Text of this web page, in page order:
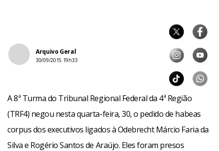
Arquivo Geral
30/09/2015 19h33
A 8ª Turma do Tribunal Regional Federal da 4ª Região
(TRF4) negou nesta quarta-feira, 30, o pedido de habeas
corpus dos executivos ligados à Odebrecht Márcio Faria da
Silva e Rogério Santos de Araújo. Eles foram presos